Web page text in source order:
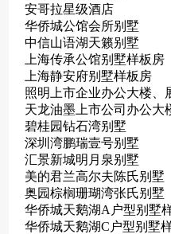
安哥拉星级酒店
华侨城公馆会所别墅
中信山语湖天籁别墅
上海传承公馆别墅样板房
上海静安府别墅样板房
照明上市企业办公大楼、
天龙油墨上市公司办公大
碧桂园钻石湾别墅
深圳湾鹏瑞壹号别墅
汇景新城明月泉别墅
美的君兰高尔夫陈氏别墅
奥园棕榈珊瑚湾张氏别墅
华侨城天鹅湖A户型别墅
华侨城天鹅湖C户型别墅